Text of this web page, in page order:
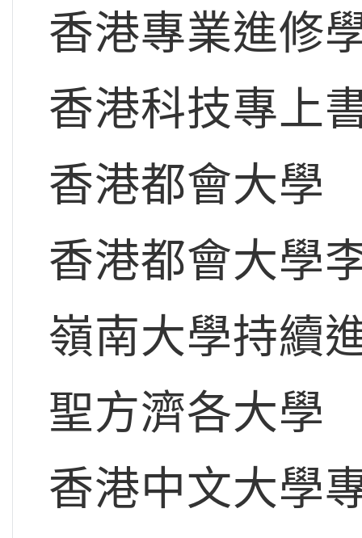
香港專業進修
香港科技專上
香港都會大學
香港都會大學
嶺南大學持續
聖方濟各大學
香港中文大學